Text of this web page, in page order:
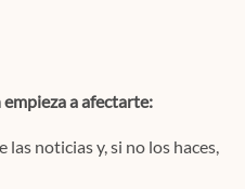
a afectarte:
noticias y, si no los haces,